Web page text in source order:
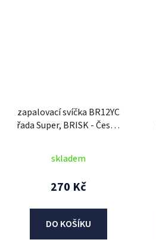
zapalovací svíčka BR12YC
řada Super, BRISK - Česká
skladem
270 Kč
DO KOŠÍKU